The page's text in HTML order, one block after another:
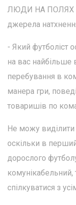
ЛЮДИ НА ПОЛЯХ І
джерела
- Який футболіст
на вас
перебування в
манера гри,
товаришів по
Не можу виділити
оскільки в
дорослого
спілкуватися з